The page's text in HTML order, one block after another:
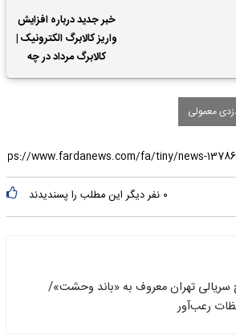
خبر جدید درباره افزایش
واریز کالابرگ الکترونیک |
کالابرگ مرداد در چه
تاریخی واریز خواهد شد؟
معمولی
۰ نفر دیگر این مطلب را پسندیدند
مسلح سریالی تهران معروف به «باند وحشت»/
رعب‌آور